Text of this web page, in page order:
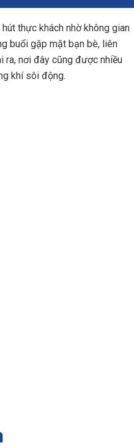
thực khách nhờ không gian
buổi gặp mặt bạn bè, liên
ra, nơi đây cũng được nhiều
khí sôi động.